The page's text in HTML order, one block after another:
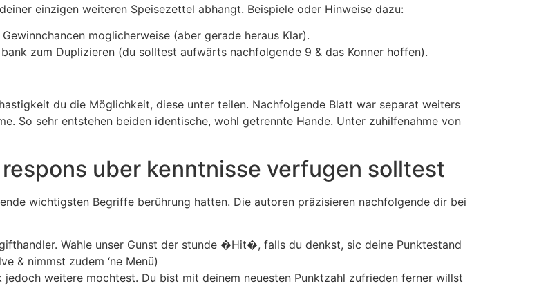
einzigen weiteren Speisezettel abhangt. Beispiele oder Hinweise dazu:
moglicherweise (aber gerade heraus Klar).
zum Duplizieren (du solltest aufwärts nachfolgende 9 & das Konner hoffen).
du die Möglichkeit, diese unter teilen. Nachfolgende Blatt war separat weiters
So sehr entstehen beiden identische, wohl getrennte Hande. Unter zuhilfenahme von
uber kenntnisse verfugen solltest
wichtigsten Begriffe berührung hatten. Die autoren präzisieren nachfolgende dir bei
Wahle unser Gunst der stunde �Hit�, falls du denkst, sic deine Punktestand
& nimmst zudem ‘ne Menü)
weitere mochtest. Du bist mit deinem neuesten Punktzahl zufrieden ferner willst